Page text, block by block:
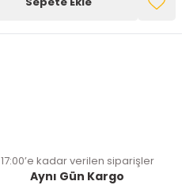
17:00’e kadar verilen siparişler
Aynı Gün Kargo